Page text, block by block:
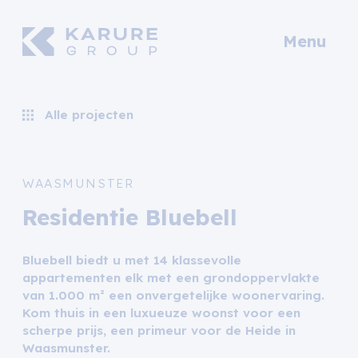
Menu
Alle projecten
WAASMUNSTER
Residentie Bluebell
Bluebell biedt u met 14 klassevolle
appartementen elk met een grondoppervlakte
van 1.000 m² een onvergetelijke woonervaring.
Kom thuis in een luxueuze woonst voor een
scherpe prijs, een primeur voor de Heide in
Waasmunster.